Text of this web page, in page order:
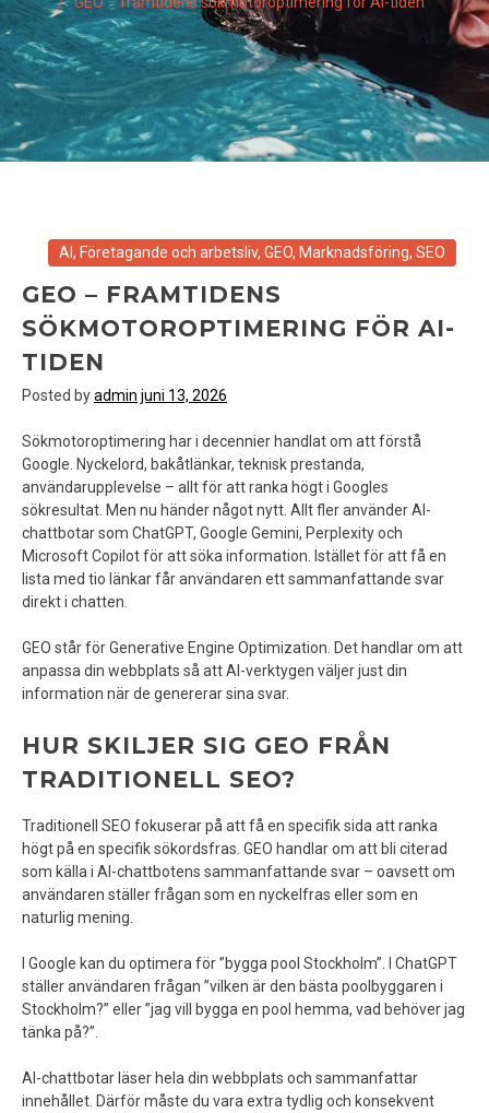
AI, Företagande och arbetsliv, GEO, Marknadsföring, SEO
GEO – FRAMTIDENS
SÖKMOTOROPTIMERING FÖR AI-
TIDEN
Posted byadmin juni 13, 2026
Sökmotoroptimering har i decennier handlat om att förstå
Google. Nyckelord, bakåtlänkar, teknisk prestanda,
användarupplevelse – allt för att ranka högt i Googles
sökresultat. Men nu händer något nytt. Allt fler använder AI-
chattbotar som ChatGPT, Google Gemini, Perplexity och
Microsoft Copilot för att söka information. Istället för att få en
lista med tio länkar får användaren ett sammanfattande svar
direkt i chatten.
GEO står för Generative Engine Optimization. Det handlar om att
anpassa din webbplats så att AI-verktygen väljer just din
information när de genererar sina svar.
HUR SKILJER SIG GEO FRÅN
TRADITIONELL SEO?
Traditionell SEO fokuserar på att få en specifik sida att ranka
högt på en specifik sökordsfras. GEO handlar om att bli citerad
som källa i AI-chattbotens sammanfattande svar – oavsett om
användaren ställer frågan som en nyckelfras eller som en
naturlig mening.
I Google kan du optimera för ”bygga pool Stockholm”. I ChatGPT
ställer användaren frågan ”vilken är den bästa poolbyggaren i
Stockholm?” eller ”jag vill bygga en pool hemma, vad behöver jag
tänka på?”.
AI-chattbotar läser hela din webbplats och sammanfattar
innehållet. Därför måste du vara extra tydlig och konsekvent